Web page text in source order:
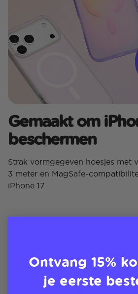
Gemaakt om
beschermen
Strak vormgegeven hoesjes met
3 meter en MagSafe-
iPhone 17
Ontvang 15%
je eerste